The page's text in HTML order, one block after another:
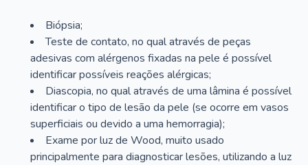
Biópsia;
Teste de contato, no qual através de peças
adesivas com alérgenos fixadas na pele é possível
identificar possíveis reações alérgicas;
Diascopia, no qual através de uma lâmina é possível
identificar o tipo de lesão da pele (se ocorre em vasos
superficiais ou devido a uma hemorragia);
Exame por luz de Wood, muito usado
principalmente para diagnosticar lesões, utilizando a luz